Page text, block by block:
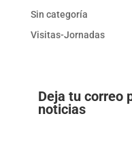
Sin categoría
Visitas-Jornadas
Deja tu correo
noticias